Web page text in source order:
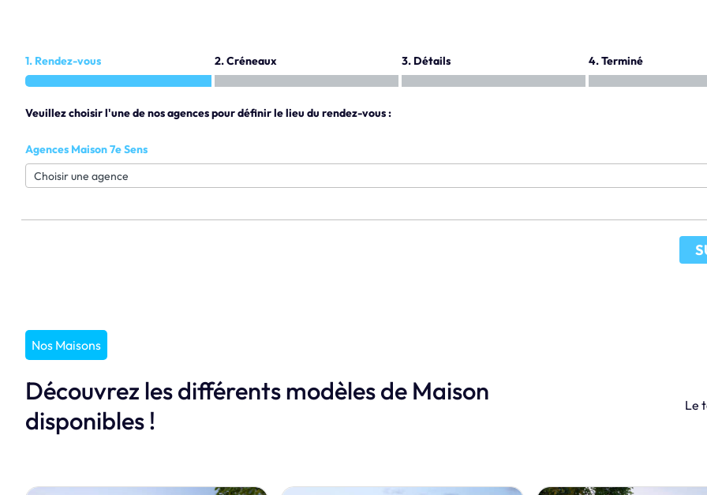
1. Rendez-vous 2. Créneaux 3. Détails 4. Terminé
Veuillez choisir l'une de nos agences pour définir le lieu du rendez-vous :
Agences Maison 7e Sens
Nos Maisons
Découvrez les différents modèles de Maison
disponibles !
Le